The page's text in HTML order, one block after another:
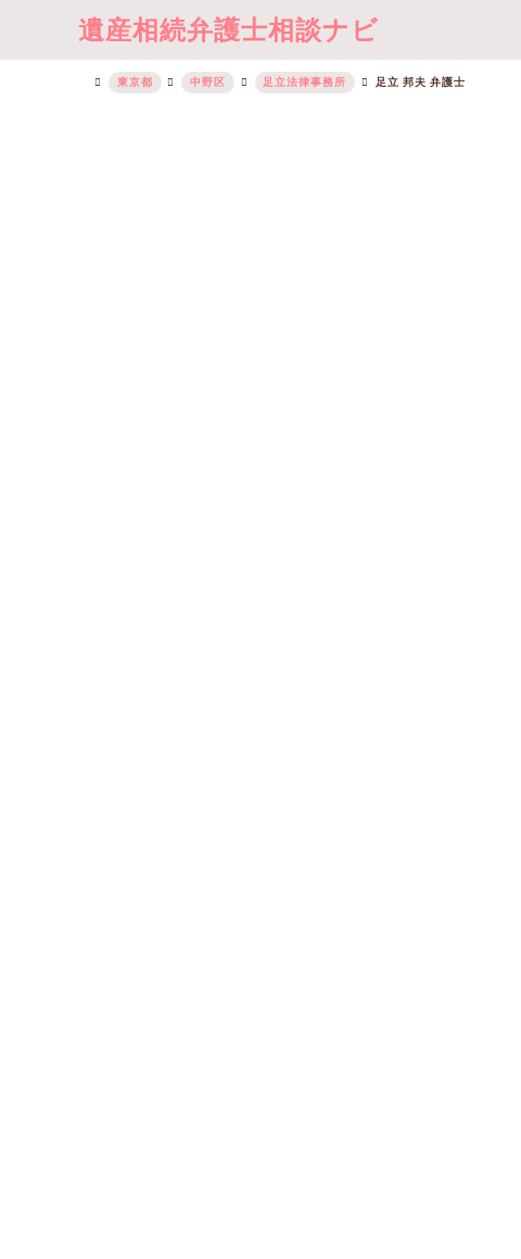
遺産相続弁護士相談ナビ
東京都 中野区 足立法律事務所 足立 邦夫 弁護士